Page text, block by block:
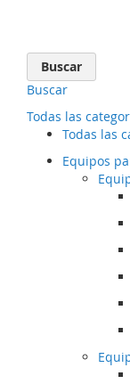
Buscar
Buscar
Todas las
Todas las
Equipos